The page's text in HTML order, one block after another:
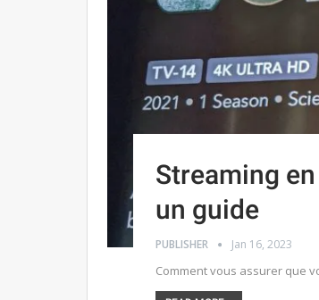
Streaming
un guide
PUBLISHER Jan 16, 2023
Comment vous assurer que